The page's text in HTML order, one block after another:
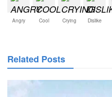
Angry Cool Crying Dislike
Related Posts